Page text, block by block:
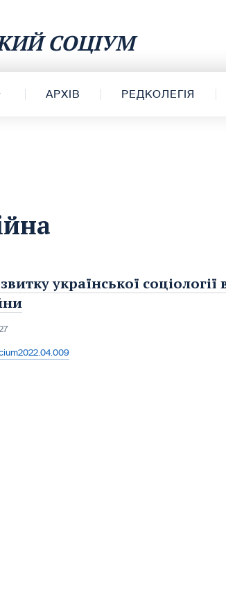
СОЦІУМ
АРХІВ РЕДКОЛЕГІЯ
української